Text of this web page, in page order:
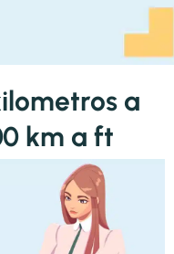
a
km a ft